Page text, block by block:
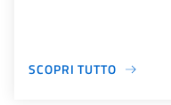
SCOPRI TUTTO